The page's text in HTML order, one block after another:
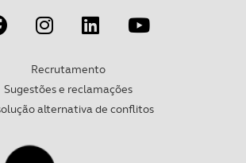
Recrutamento
Sugestões e reclamações
alternativa de conflitos